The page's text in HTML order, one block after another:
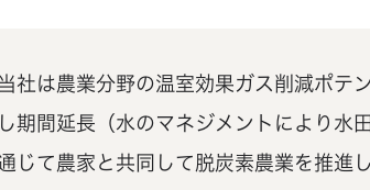
当社は農業分野の温室効果ガス削減ポテ
し期間延長（水のマネジメントにより水
じて農家と共同して脱炭素農業を推進